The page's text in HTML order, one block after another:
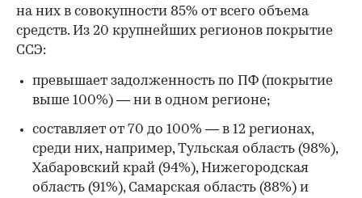
на них в совокупности 85% от всего объема
средств. Из 20 крупнейших регионов покрытие
ССЭ:
превышает задолженность по ПФ (покрытие
выше 100%) — ни в одном регионе;
составляет от 70 до 100% — в 12 регионах,
среди них, например, Тульская область (98%),
Хабаровский край (94%), Нижегородская
область (91%), Самарская область (88%) и